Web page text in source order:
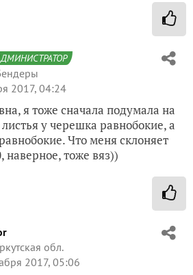
2017, 04:24
я тоже сначала подумала на
у черешка равнобокие, а
Что меня склоняет
наверное, тоже вяз))
обл.
2017, 05:06